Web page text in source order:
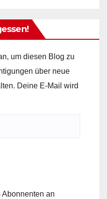
um diesen Blog zu
über neue
Deine E-Mail wird
an